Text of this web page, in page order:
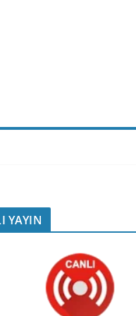
YAYIN